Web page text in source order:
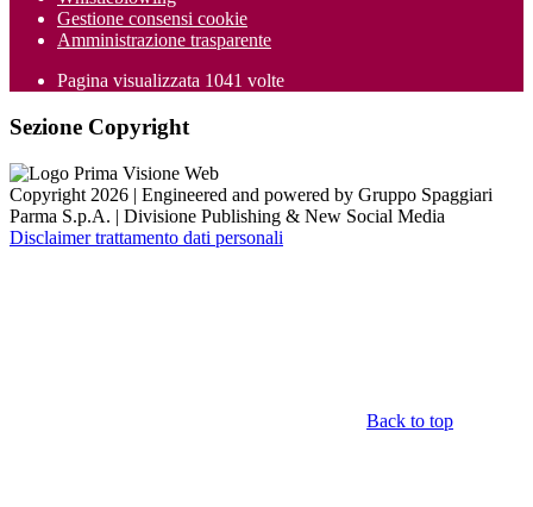
Gestione consensi cookie
Amministrazione trasparente
Pagina visualizzata 1041 volte
Sezione Copyright
Copyright 2026 | Engineered and powered by Gruppo Spaggiari
Parma S.p.A. | Divisione Publishing & New Social Media
Disclaimer trattamento dati personali
Back to top